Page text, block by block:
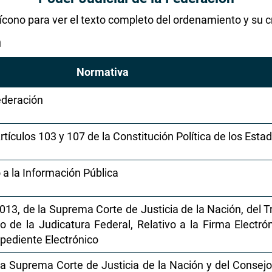
para ver el texto completo del ordenamiento y su
Normativa
103 y 107 de la Constitución Política de los
la Información Pública
de la Suprema Corte de Justicia de la Nación, del
de la Judicatura Federal, Relativo a la Firma
Electrónico
Suprema Corte de Justicia de la Nación y del